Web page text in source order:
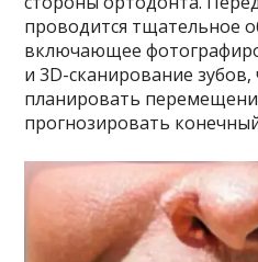
проводится тщательное
включающее
и 3D-сканирование
планировать
прогнозировать